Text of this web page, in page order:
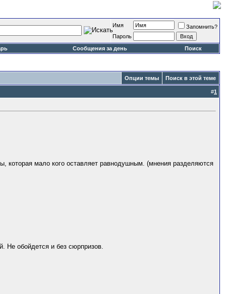
Имя
Запомнить?
Пароль
Сообщения за день Поиск
Опции темы Поиск в этой теме
#1
которая мало кого оставляет равнодушным. (мнения разделяются
Не обойдется и без сюрпризов.